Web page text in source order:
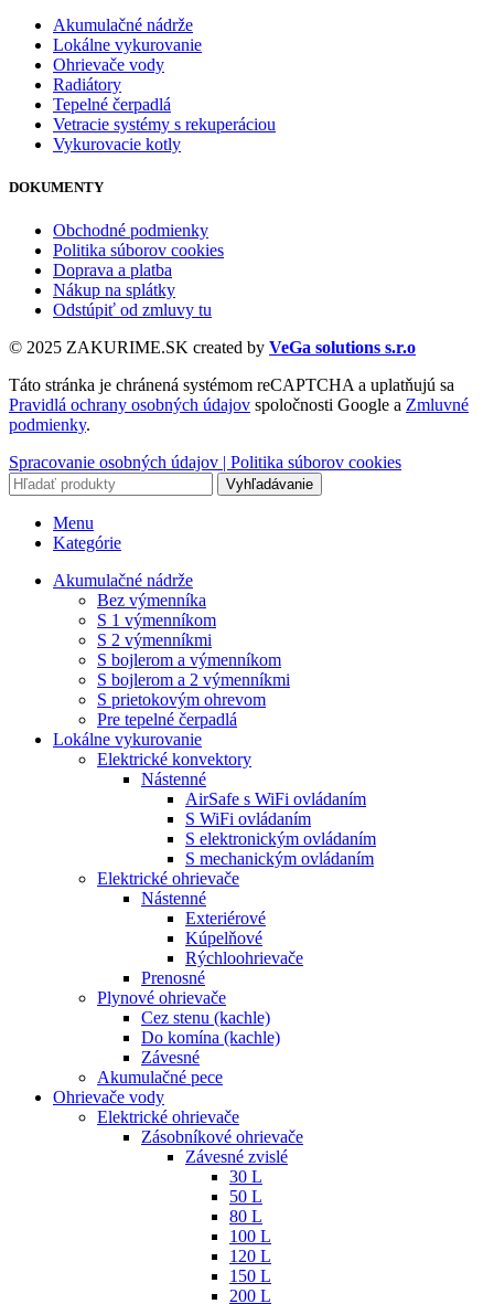
Akumulačné nádrže
Lokálne vykurovanie
Ohrievače vody
Radiátory
Tepelné čerpadlá
Vetracie systémy s rekuperáciou
Vykurovacie kotly
DOKUMENTY
Obchodné podmienky
Politika súborov cookies
Doprava a platba
Nákup na splátky
Odstúpiť od zmluvy tu
© 2025 ZAKURIME.SK created by VeGa solutions s.r.o
Táto stránka je chránená systémom reCAPTCHA a uplatňujú sa
Pravidlá ochrany osobných údajov spoločnosti Google a Zmluvné
podmienky.
Spracovanie osobných údajov | Politika súborov cookies
Vyhľadávanie
Menu
Kategórie
Akumulačné nádrže
Bez výmenníka
S 1 výmenníkom
S 2 výmenníkmi
S bojlerom a výmenníkom
S bojlerom a 2 výmenníkmi
S prietokovým ohrevom
Pre tepelné čerpadlá
Lokálne vykurovanie
Elektrické konvektory
Nástenné
AirSafe s WiFi ovládaním
S WiFi ovládaním
S elektronickým ovládaním
S mechanickým ovládaním
Elektrické ohrievače
Nástenné
Exteriérové
Kúpelňové
Rýchloohrievače
Prenosné
Plynové ohrievače
Cez stenu (kachle)
Do komína (kachle)
Závesné
Akumulačné pece
Ohrievače vody
Elektrické ohrievače
Zásobníkové ohrievače
Závesné zvislé
30 L
50 L
80 L
100 L
120 L
150 L
200 L